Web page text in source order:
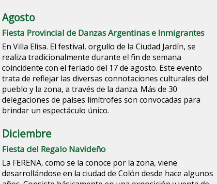
Agosto
Fiesta Provincial de Danzas Argentinas e Inmigrantes
En Villa Elisa. El festival, orgullo de la Ciudad Jardín, se
realiza tradicionalmente durante el fin de semana
coincidente con el feriado del 17 de agosto. Este evento
trata de reflejar las diversas connotaciones culturales del
pueblo y la zona, a través de la danza. Más de 30
delegaciones de países limítrofes son convocadas para
brindar un espectáculo único.
Diciembre
Fiesta del Regalo Navideño
La FERENA, como se la conoce por la zona, viene
desarrollándose en la ciudad de Colón desde hace algunos